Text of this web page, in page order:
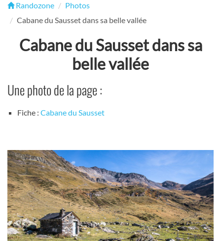
Randozone
Photos
Cabane du Sausset dans sa belle vallée
Cabane du Sausset dans sa
belle vallée
Une photo de la page :
Fiche : Cabane du Sausset